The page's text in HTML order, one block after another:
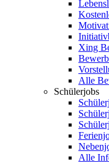
Xing
Alle
Schülerjobs
Alle